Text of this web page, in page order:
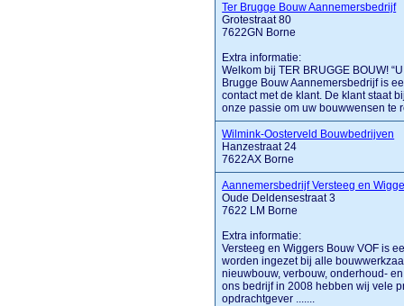
Ter Brugge Bouw Aannemersbedrijf
Grotestraat 80
7622GN Borne
Extra informatie:
Welkom bij TER BRUGGE BOUW!
Brugge Bouw Aannemersbedrijf is
contact met de klant. De klant staat
onze passie om uw bouwwensen te
Wilmink-Oosterveld Bouwbedrijven
Hanzestraat 24
7622AX Borne
Aannemersbedrijf Versteeg en
Oude Deldensestraat 3
7622 LM Borne
Extra informatie:
Versteeg en Wiggers Bouw VOF is
worden ingezet bij alle
nieuwbouw, verbouw, onderhoud-
ons bedrijf in 2008 hebben wij vele
opdrachtgever .......